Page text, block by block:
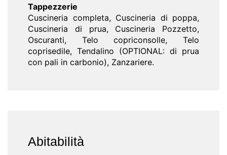
Tappezzerie
Cuscineria completa, Cuscineria di poppa,
Cuscineria di prua, Cuscineria Pozzetto,
Oscuranti, Telo copriconsolle, Telo
coprisedile, Tendalino (OPTIONAL: di prua
con pali in carbonio), Zanzariere.
Abitabilità